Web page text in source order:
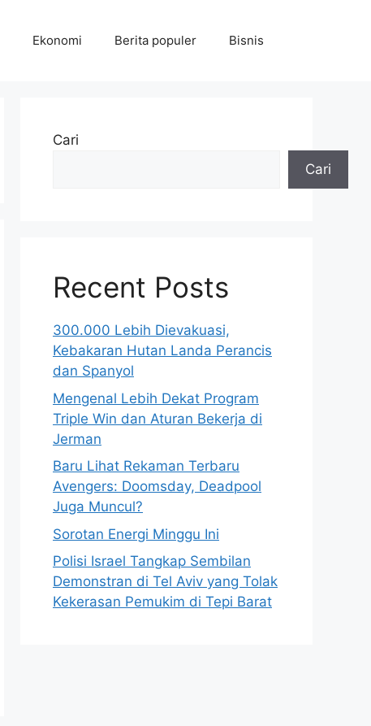
Ekonomi Berita populer Bisnis
Cari
Cari
Recent Posts
300.000 Lebih Dievakuasi,
Kebakaran Hutan Landa Perancis
dan Spanyol
Mengenal Lebih Dekat Program
Triple Win dan Aturan Bekerja di
Jerman
Baru Lihat Rekaman Terbaru
Avengers: Doomsday, Deadpool
Juga Muncul?
Sorotan Energi Minggu Ini
Polisi Israel Tangkap Sembilan
Demonstran di Tel Aviv yang Tolak
Kekerasan Pemukim di Tepi Barat